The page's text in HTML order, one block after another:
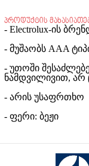
პროდუქტის
- Electrolux-ის
- მუშაობს AAA
- უთოში
ნამდვილივით, არ
- არის უსაფრთხო
- ფერი: ბეჟი